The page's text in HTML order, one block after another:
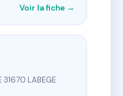
Voir la fiche →
31670 LABEGE